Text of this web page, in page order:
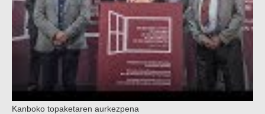
Kanboko topaketaren aurkezpena